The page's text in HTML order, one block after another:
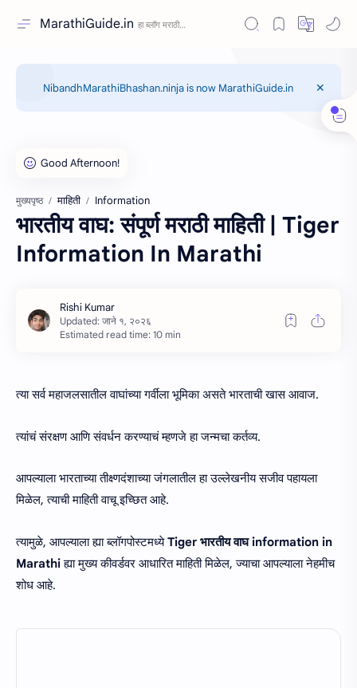
MarathiGuide.in
NibandhMarathiBhashan.ninja is now MarathiGuide.in
मुख्यपृष्ठ माहिती Information
भारतीय वाघ: संपूर्ण मराठी माहिती | Tiger
Information In Marathi
Estimated read time: 10 min
त्या सर्व महाजलसातील वाघांच्या गर्वीला भूमिका असते भारताची खास आवाज.
त्यांचं संरक्षण आणि संवर्धन करण्याचं म्हणजे हा जन्मचा कर्तव्य.
आपल्याला भारताच्या तीक्ष्णदंशाच्या जंगलातील हा उल्लेखनीय सजीव पहायला
मिळेल, त्याची माहिती वाचू इच्छित आहे.
त्यामुळे, आपल्याला ह्या ब्लॉगपोस्टमध्येTiger भारतीय वाघ information in
Marathiह्या मुख्य कीवर्डवर आधारित माहिती मिळेल, ज्याचा आपल्याला नेहमीच
शोध आहे.